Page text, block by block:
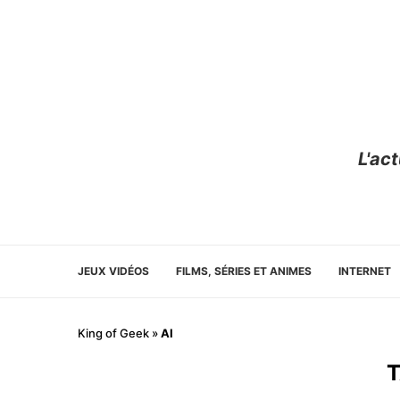
JEUX VIDÉOS FILMS, SÉRIES ET ANIMES INTERNET
King of Geek »AI